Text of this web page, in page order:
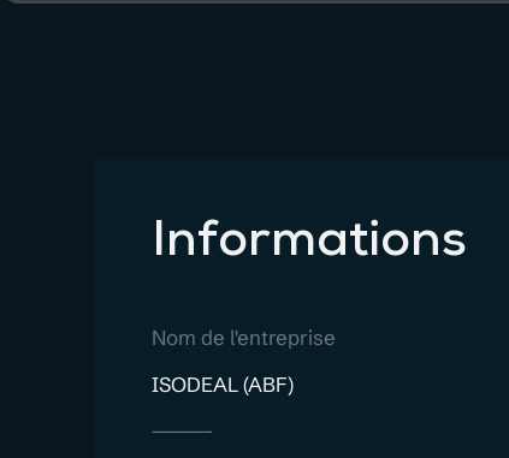
Informations
Nom de l'entreprise
ISODEAL (ABF)